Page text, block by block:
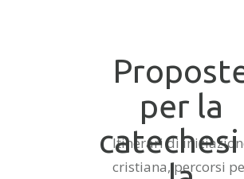
per la
catechesi
Itinerari di
cristiana, percorsi